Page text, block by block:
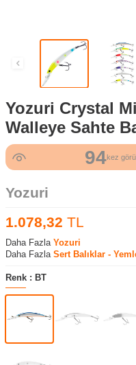
Yozuri Crystal
Walleye Sahte
94kez
Yozuri
1.078,32 TL
Daha Fazla Yozuri
Daha Fazla Sert Balıklar -
Renk : BT